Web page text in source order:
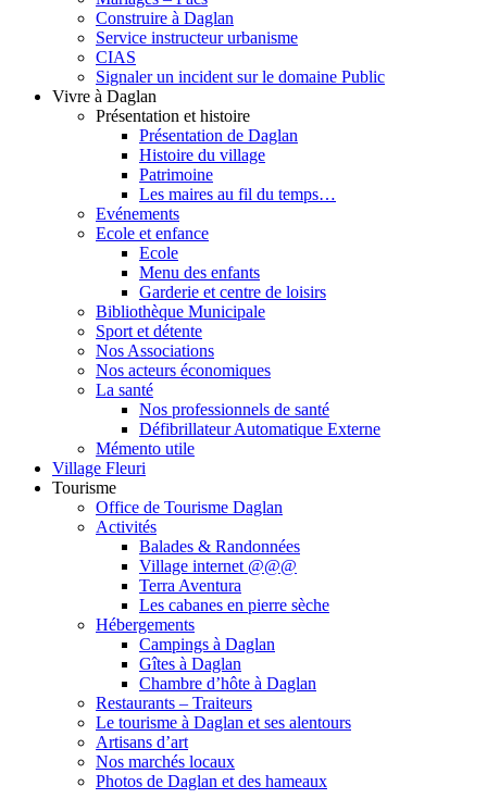
Construire à Daglan
Service instructeur urbanisme
CIAS
Signaler un incident sur le domaine Public
Vivre à Daglan
Présentation et histoire
Présentation de Daglan
Histoire du village
Patrimoine
Les maires au fil du temps…
Evénements
Ecole et enfance
Ecole
Menu des enfants
Garderie et centre de loisirs
Bibliothèque Municipale
Sport et détente
Nos Associations
Nos acteurs économiques
La santé
Nos professionnels de santé
Défibrillateur Automatique Externe
Mémento utile
Village Fleuri
Tourisme
Office de Tourisme Daglan
Activités
Balades & Randonnées
Village internet @@@
Terra Aventura
Les cabanes en pierre sèche
Hébergements
Campings à Daglan
Gîtes à Daglan
Chambre d’hôte à Daglan
Restaurants – Traiteurs
Le tourisme à Daglan et ses alentours
Artisans d’art
Nos marchés locaux
Photos de Daglan et des hameaux